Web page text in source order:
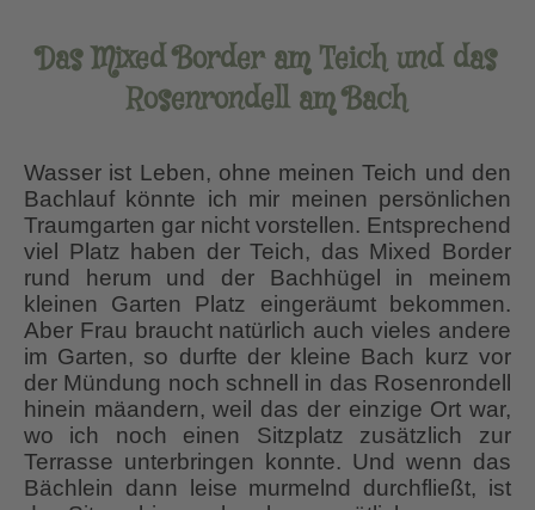
Das Mixed Border am Teich und das
Rosenrondell am Bach
Wasser ist Leben, ohne meinen Teich und den
Bachlauf könnte ich mir meinen persönlichen
Traumgarten gar nicht vorstellen. Entsprechend
viel Platz haben der Teich, das Mixed Border
rund herum und der Bachhügel in meinem
kleinen Garten Platz eingeräumt bekommen.
Aber Frau braucht natürlich auch vieles andere
im Garten, so durfte der kleine Bach kurz vor
der Mündung noch schnell in das Rosenrondell
hinein mäandern, weil das der einzige Ort war,
wo ich noch einen Sitzplatz zusätzlich zur
Terrasse unterbringen konnte. Und wenn das
Bächlein dann leise murmelnd durchfließt, ist